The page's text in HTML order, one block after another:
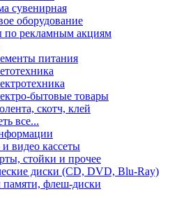
сувенирная
оборудование
по рекламным акциям
питания
бытовые товары
скотч, клей
все...
видео кассеты
стойки и прочее
диски (CD, DVD, Blu-Ray)
флеш-диски